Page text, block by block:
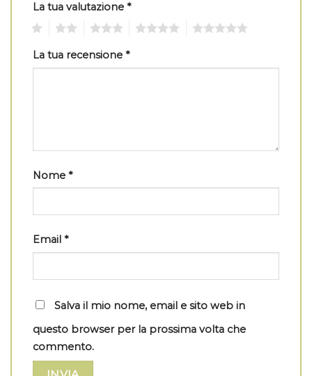
La tua valutazione *
La tua recensione *
Nome *
Email *
Salva il mio nome, email e sito web in
questo browser per la prossima volta che
commento.